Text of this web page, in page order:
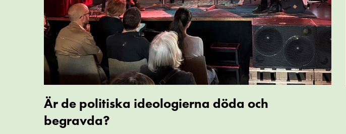
och
begravda?
Är de politiska ideologierna döda och
begravda?